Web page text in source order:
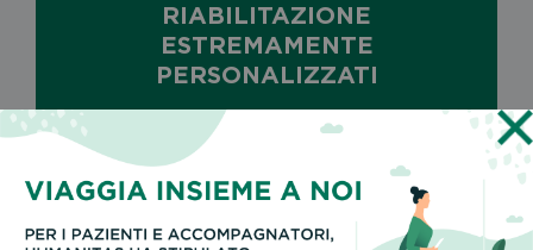
RIABILITAZIONE
ESTREMAMENTE
PERSONALIZZATI